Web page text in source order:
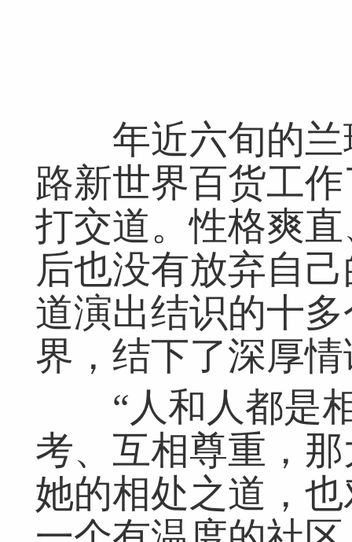
年近六旬的兰
路新世界百货工
打交道。性格爽
后也没有放弃自
道演出结识的十
界，结下了深厚
“人和人都是相
考、互相尊重，
她的相处之道，